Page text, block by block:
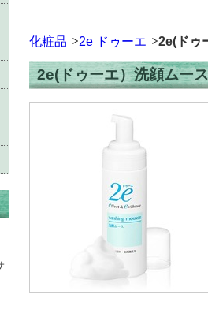
化粧品 2e ドゥーエ 2e(ドゥ
2e(ドゥーエ）洗顔ムー